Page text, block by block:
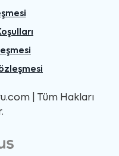
| Tüm Hakları